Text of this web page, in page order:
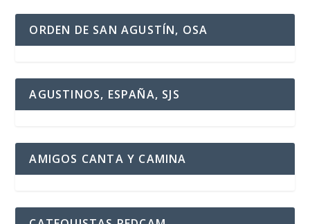
ORDEN DE SAN AGUSTÍN, OSA
AGUSTINOS, ESPAÑA, SJS
AMIGOS CANTA Y CAMINA